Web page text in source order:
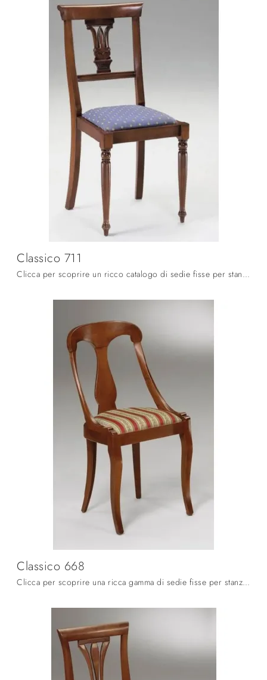
Classico 711
Clicca per scoprire un ricco catalogo di sedie fisse per stanze classiche: il modello Classico 711 di Fratelli Mirandola ti aspetta!
Classico 668
Clicca per scoprire una ricca gamma di sedie fisse per stanze classiche: il modello Classico 668 di Fratelli Mirandola ti sta aspettando!